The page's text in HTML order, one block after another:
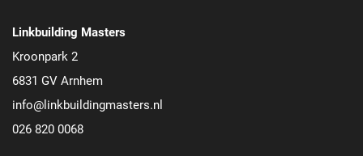
Linkbuilding Masters
Kroonpark 2
6831 GV Arnhem
info@linkbuildingmasters.nl
026 820 0068